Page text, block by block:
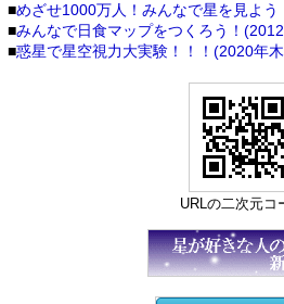
■めざせ1000万人！みんなで星を見よ
■みんなで日食マップをつくろう！
■惑星で星空視力大実験！！！(2020年
URLの二次元コ